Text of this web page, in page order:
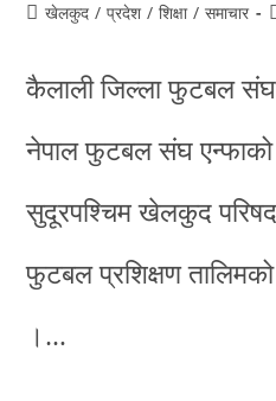
खेलकुद / प्रदेश / शिक्षा / समाचार
कैलाली जिल्ला फुटबल
नेपाल फुटबल संघ
सुदूरपश्चिम खेलकुद
फुटबल प्रशिक्षण
।…